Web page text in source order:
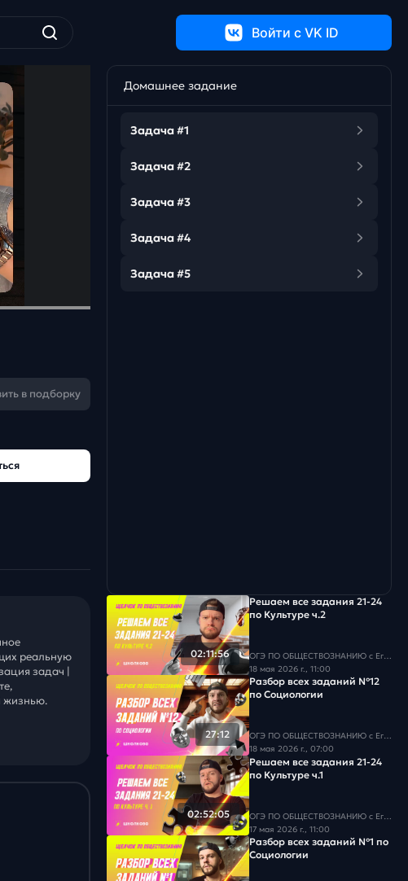
Войти c VK ID
в подборку
реальную
задач |
жизнью.
Домашнее задание
Задача #1
Задача #2
Задача #3
Задача #4
Задача #5
02:11:56
Решаем все задания 21-24
по Культуре ч.2
ОГЭ ПО ОБЩЕСТВОЗНАНИЮ c Егором Кантом
18 мая 2026 г., 11:00
27:12
Разбор всех заданий №12
по Социологии
ОГЭ ПО ОБЩЕСТВОЗНАНИЮ c Егором Кантом
18 мая 2026 г., 07:00
02:52:05
Решаем все задания 21-24
по Культуре ч.1
ОГЭ ПО ОБЩЕСТВОЗНАНИЮ c Егором Кантом
17 мая 2026 г., 11:00
Разбор всех заданий №1 по
Социологии